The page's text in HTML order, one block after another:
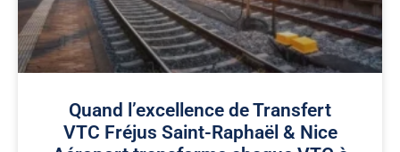
Quand l’excellence de Transfert
VTC Fréjus Saint-Raphaël & Nice